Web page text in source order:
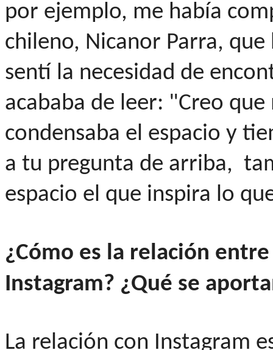
por ejemplo, me había
chileno, Nicanor Parra,
sentí la necesidad de
acababa de leer: "Creo
condensaba el espacio y
a tu pregunta de arriba,
espacio el que inspira lo
¿Cómo es la relación
Instagram? ¿Qué se
La relación con Instagram